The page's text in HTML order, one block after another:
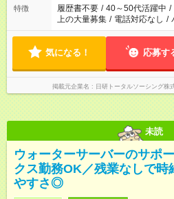
合は応募できません。
特徴 履歴書不要 / 40～50代活躍中 /
上の大量募集 / 電話対応なし /
気になる！ 応募す
掲載元企業名 日研トータルソーシング
未読
ウォーターサーバーのサポ
クス勤務OK／残業なしで時
やすさ◎